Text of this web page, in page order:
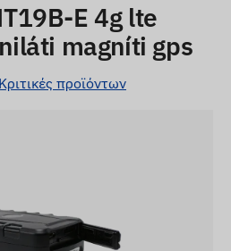
E 4g lte
magníti gps
προϊόντων